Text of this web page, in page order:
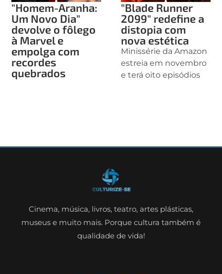
"Homem-Aranha:
Um Novo Dia"
devolve o fôlego
à Marvel e
empolga com
recordes
quebrados
"Blade Runner
2099" redefine a
distopia com
nova estética
Minissérie da Amazon
estreia em novembro
e terá oito episódios
Cinema, música, livros, teatro, artes plásticas,
museus e muito mais. Porque cultura também é
qualidade de vida!